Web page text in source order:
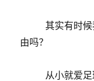
其实有时
由吗？
从小就爱